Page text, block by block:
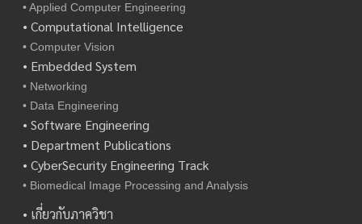
• Applied Computer Engineering
• Computational Intelligence
• Computer Vision
• Embedded System
• Networking
• Data Engineering
• Software Engineering
• Department Publications
• CyberSecurity Engineering Track
• Biomedical Image Processing and Analysis
• เกี่ยวกับภาควิชา